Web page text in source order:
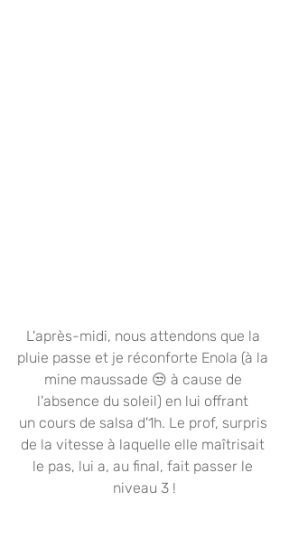
L'après-midi, nous attendons que la
pluie passe et je réconforte Enola (à la
mine maussade 😒 à cause de
l'absence du soleil) en lui offrant
un cours de salsa d'1h. Le prof, surpris
de la vitesse à laquelle elle maîtrisait
le pas, lui a, au final, fait passer le
niveau 3 !